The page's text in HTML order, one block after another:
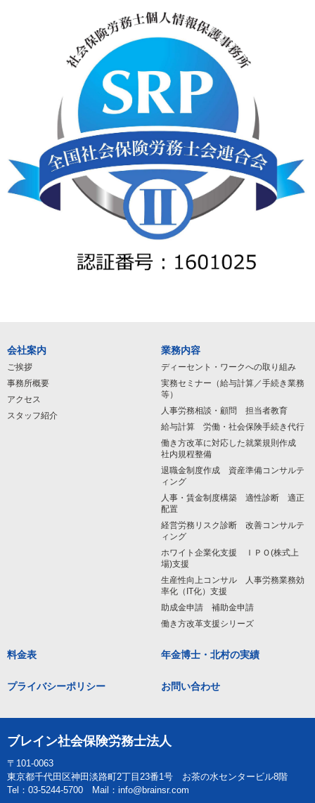
会社案内
ご挨拶
事務所概要
アクセス
スタッフ紹介
業務内容
ディーセント・ワークへの取り組み
実務セミナー（給与計算／手続き業務
等）
人事労務相談・顧問 担当者教育
給与計算 労働・社会保険手続き代行
働き方改革に対応した就業規則作成
社内規程整備
退職金制度作成 資産準備コンサルテ
ィング
人事・賃金制度構築 適性診断 適正
配置
経営労務リスク診断 改善コンサルテ
ィング
ホワイト企業化支援 ＩＰＯ(株式上
場)支援
生産性向上コンサル 人事労務業務効
率化（IT化）支援
助成金申請 補助金申請
働き方改革支援シリーズ
料金表 年金博士・北村の実績
プライバシーポリシー お問い合わせ
ブレイン社会保険労務士法人
〒101-0063
東京都千代田区神田淡路町2丁目23番1号 お茶の水センタービル8階
Tel：03-5244-5700 Mail：info@brainsr.com